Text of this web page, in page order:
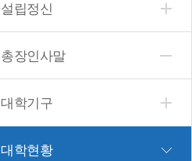
설립정신
총장인사말
대학기구
대학현황